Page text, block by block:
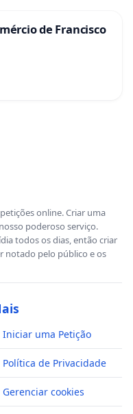
de Francisco
online. Criar uma
poderoso serviço.
todos os dias, então criar
notado pelo público e os
Iniciar uma Petição
Política de Privacidade
Gerenciar cookies